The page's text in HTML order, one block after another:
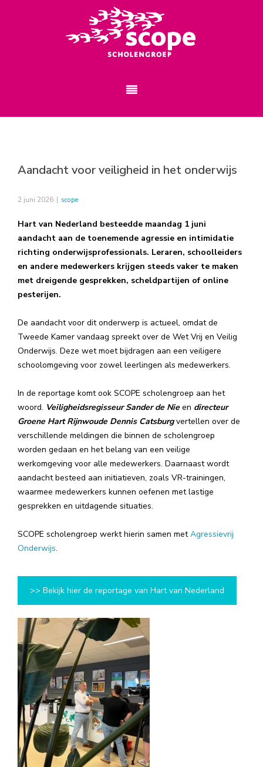
Aandacht voor veiligheid in het onderwijs
2 juni 2026 | scope
Hart van Nederland besteedde maandag 1 juni
aandacht aan de toenemende agressie en intimidatie
richting onderwijsprofessionals. Leraren, schoolleiders
en andere medewerkers krijgen steeds vaker te maken
met dreigende gesprekken, scheldpartijen of online
pesterijen.
De aandacht voor dit onderwerp is actueel, omdat de
Tweede Kamer vandaag spreekt over de Wet Vrij en Veilig
Onderwijs. Deze wet moet bijdragen aan een veiligere
schoolomgeving voor zowel leerlingen als medewerkers.
In de reportage komt ook SCOPE scholengroep aan het
woord. Veiligheidsregisseur Sander de Nieen directeur
Groene Hart Rijnwoude Dennis Catsburgvertellen over de
verschillende meldingen die binnen de scholengroep
worden gedaan en het belang van een veilige
werkomgeving voor alle medewerkers. Daarnaast wordt
aandacht besteed aan initiatieven, zoals VR-trainingen,
waarmee medewerkers kunnen oefenen met lastige
gesprekken en uitdagende situaties.
SCOPE scholengroep werkt hierin samen metAgressievrij
Onderwijs.
>> Bekijk hier de reportage van Hart van Nederland